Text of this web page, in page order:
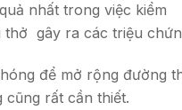
nhất trong việc kiểm
thở gây ra các triệu
để mở rộng đường
rất cần thiết.